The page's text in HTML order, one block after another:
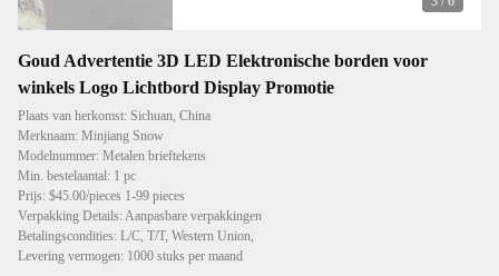
Goud Advertentie 3D LED Elektronische borden voor
winkels Logo Lichtbord Display Promotie
Plaats van herkomst: Sichuan, China
Merknaam: Minjiang Snow
Modelnummer: Metalen brieftekens
Min. bestelaantal: 1 pc
Prijs: $45.00/pieces 1-99 pieces
Verpakking Details: Aanpasbare verpakkingen
Betalingscondities: L/C, T/T, Western Union,
Levering vermogen: 1000 stuks per maand